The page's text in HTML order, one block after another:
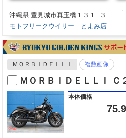
沖縄県 豊見城市真玉橋１３１−３
モトフリークウイリー とよみ店
ＭＯＲＢＩＤＥＬＬＩ 複数画像
ＭＯＲＢＩＤＥＬＬＩ Ｃ
本体価格
75.9